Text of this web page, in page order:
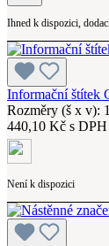
Ihned k dispozici,
Informační štítek
Rozměry (š x v):
440,10 Kč s DPH
Není k dispozici